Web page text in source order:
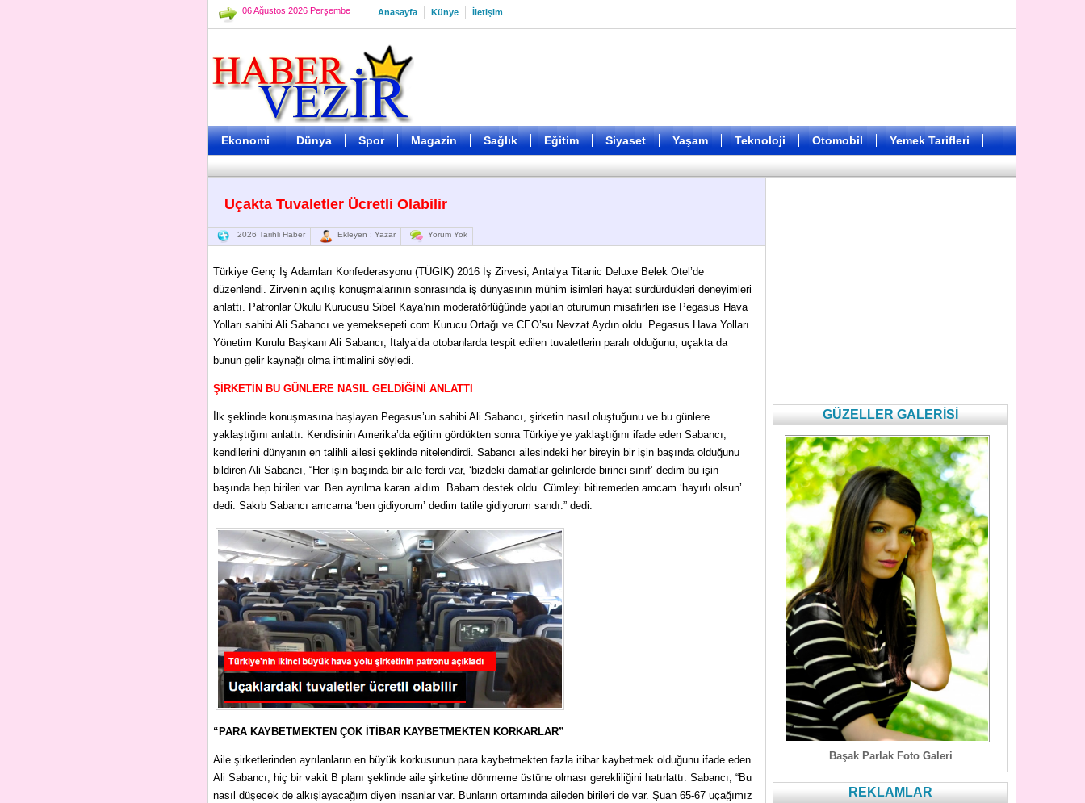
06 Ağustos 2026 Perşembe Anasayfa Künye İletişim
Ekonomi Dünya Spor Magazin Sağlık Eğitim Siyaset Yaşam Teknoloji Otomobil Yemek Tarifleri
Uçakta Tuvaletler Ücretli Olabilir
2026 Tarihli Haber Ekleyen : Yazar Yorum Yok
Türkiye Genç İş Adamları Konfederasyonu (TÜGİK) 2016 İş Zirvesi, Antalya Titanic Deluxe Belek Otel’de
düzenlendi. Zirvenin açılış konuşmalarının sonrasında iş dünyasının mühim isimleri hayat sürdürdükleri deneyimleri
anlattı. Patronlar Okulu Kurucusu Sibel Kaya’nın moderatörlüğünde yapılan oturumun misafirleri ise Pegasus Hava
Yolları sahibi Ali Sabancı ve yemeksepeti.com Kurucu Ortağı ve CEO’su Nevzat Aydın oldu. Pegasus Hava Yolları
Yönetim Kurulu Başkanı Ali Sabancı, İtalya’da otobanlarda tespit edilen tuvaletlerin paralı olduğunu, uçakta da
bunun gelir kaynağı olma ihtimalini söyledi.
ŞİRKETİN BU GÜNLERE NASIL GELDİĞİNİ ANLATTI
İlk şeklinde konuşmasına başlayan Pegasus’un sahibi Ali Sabancı, şirketin nasıl oluştuğunu ve bu günlere
yaklaştığını anlattı. Kendisinin Amerika’da eğitim gördükten sonra Türkiye’ye yaklaştığını ifade eden Sabancı,
kendilerini dünyanın en talihli ailesi şeklinde nitelendirdi. Sabancı ailesindeki her bireyin bir işin başında olduğunu
bildiren Ali Sabancı, “Her işin başında bir aile ferdi var, ‘bizdeki damatlar gelinlerde birinci sınıf’ dedim bu işin
başında hep birileri var. Ben ayrılma kararı aldım. Babam destek oldu. Cümleyi bitiremeden amcam ‘hayırlı olsun’
dedi. Sakıb Sabancı amcama ‘ben gidiyorum’ dedim tatile gidiyorum sandı.” dedi.
“PARA KAYBETMEKTEN ÇOK İTİBAR KAYBETMEKTEN KORKARLAR”
Aile şirketlerinden ayrılanların en büyük korkusunun para kaybetmekten fazla itibar kaybetmek olduğunu ifade eden
Ali Sabancı, hiç bir vakit B planı şeklinde aile şirketine dönmeme üstüne olması gerekliliğini hatırlattı. Sabancı, “Bu
nasıl düşecek de alkışlayacağım diyen insanlar var. Bunların ortamında aileden birileri de var. Şuan 65-67 uçağımız
GÜZELLER GALERİSİ
Başak Parlak Foto Galeri
REKLAMLAR